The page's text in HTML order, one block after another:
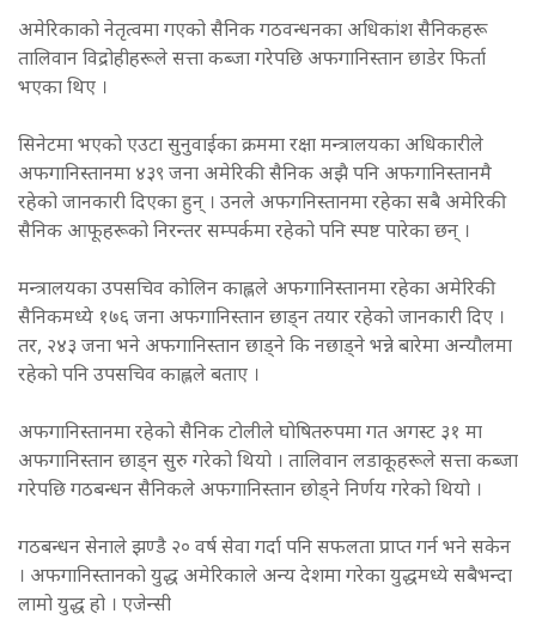
अमेरिकाको नेतृत्वमा गएको सैनिक गठवन्धनका अधिकांश सैनिकहरू
तालिवान विद्रोहीहरूले सत्ता कब्जा गरेपछि अफगानिस्तान छाडेर फिर्ता
भएका थिए ।
सिनेटमा भएको एउटा सुनुवाईका क्रममा रक्षा मन्त्रालयका अधिकारीले
अफगानिस्तानमा ४३९ जना अमेरिकी सैनिक अझै पनि अफगानिस्तानमै
रहेको जानकारी दिएका हुन् । उनले अफगनिस्तानमा रहेका सबै अमेरिकी
सैनिक आफूहरूको निरन्तर सम्पर्कमा रहेको पनि स्पष्ट पारेका छन् ।
मन्त्रालयका उपसचिव कोलिन काह्लले अफगानिस्तानमा रहेका अमेरिकी
सैनिकमध्ये १७६ जना अफगानिस्तान छाड्न तयार रहेको जानकारी दिए ।
तर, २४३ जना भने अफगानिस्तान छाड्ने कि नछाड्ने भन्ने बारेमा अन्यौलमा
रहेको पनि उपसचिव काह्लले बताए ।
अफगानिस्तानमा रहेको सैनिक टोलीले घोषितरुपमा गत अगस्ट ३१ मा
अफगानिस्तान छाड्न सुरु गरेको थियो । तालिवान लडाकूहरूले सत्ता कब्जा
गरेपछि गठबन्धन सैनिकले अफगानिस्तान छोड्ने निर्णय गरेको थियो ।
गठबन्धन सेनाले झण्डै २० वर्ष सेवा गर्दा पनि सफलता प्राप्त गर्न भने सकेन
। अफगानिस्तानको युद्ध अमेरिकाले अन्य देशमा गरेका युद्धमध्ये सबैभन्दा
लामो युद्ध हो । एजेन्सी